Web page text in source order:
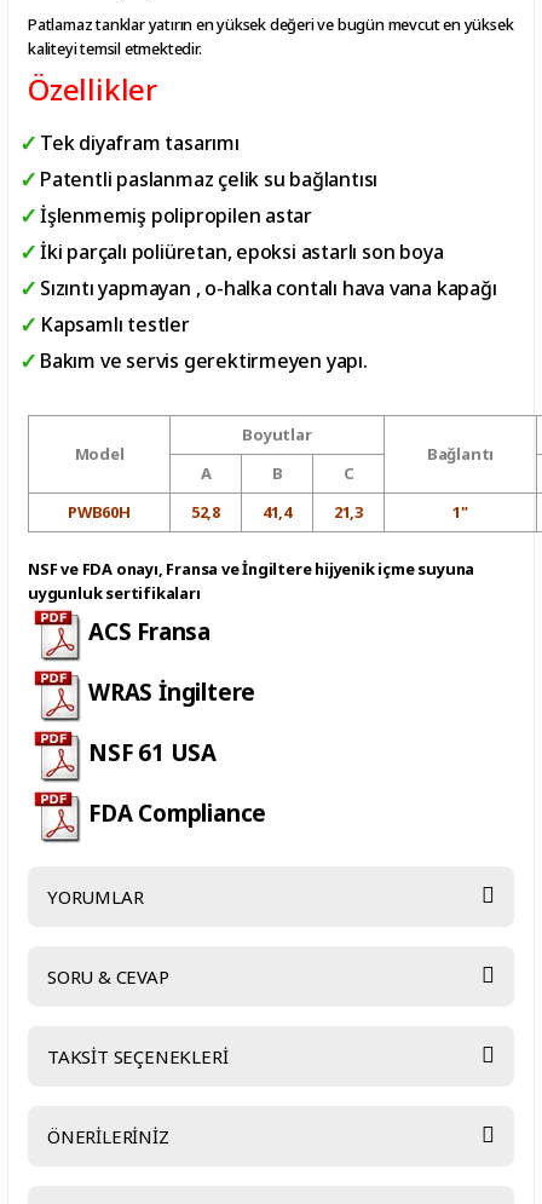
Patlamaz tanklar yatırın en yüksek değeri ve bugün mevcut en yüksek
kaliteyi temsil etmektedir.
Özellikler
Tek diyafram tasarımı
Patentli paslanmaz çelik su bağlantısı
İşlenmemiş polipropilen astar
İki parçalı poliüretan, epoksi astarlı son boya
Sızıntı yapmayan , o-halka contalı hava vana kapağı
Kapsamlı testler
Bakım ve servis gerektirmeyen yapı.
Model
Boyutlar
Bağlantı
A
B
C
PWB60H
52,8 41,4 21,3 1"
NSF ve FDA onayı, Fransa ve İngiltere hijyenik içme suyuna
uygunluk sertifikaları
ACS Fransa
WRAS İngiltere
NSF 61 USA
FDA Compliance
YORUMLAR
SORU & CEVAP
TAKSİT SEÇENEKLERİ
ÖNERİLERİNİZ